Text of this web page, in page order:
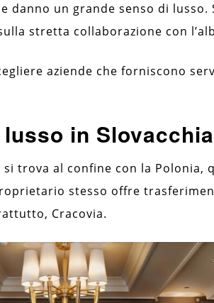
danno un grande senso di lusso.
stretta collaborazione con
aziende che forniscono
in
trova al confine con la Polonia,
stesso offre
Cracovia.